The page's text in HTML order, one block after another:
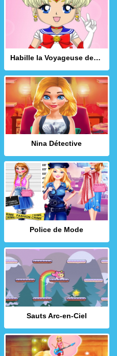
Habille la Voyageuse des Mers
Nina Détective
Police de Mode
Sauts Arc-en-Ciel